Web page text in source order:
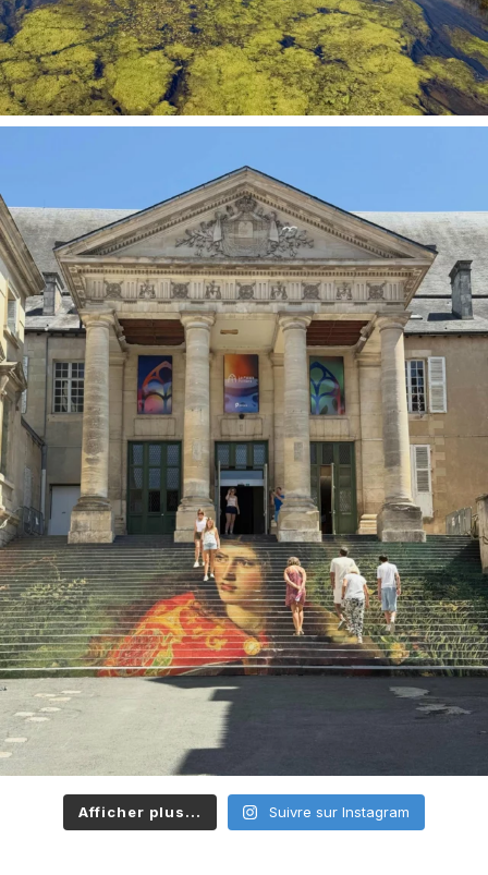
Afficher plus... Suivre sur Instagram